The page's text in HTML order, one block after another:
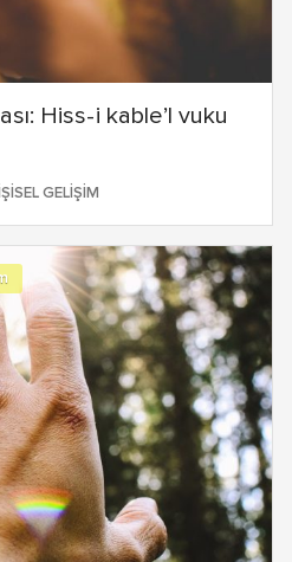
Hiss-i kable’l vuku
GELIŞIM